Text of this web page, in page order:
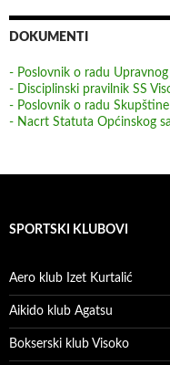
DOKUMENTI
- Poslovnik o radu
- Disciplinski pravilnik SS
- Poslovnik o radu Skupštine
- Nacrt Statuta Općinskog
SPORTSKI KLUBOVI
Aero klub Izet Kurtalić
Aikido klub Agatsu
Bokserski klub Visoko